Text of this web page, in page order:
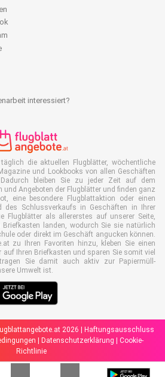
interessiert?
die aktuellen Flugblätter, wöchentliche
und Lookbooks von allen Geschäften
bleiben Sie zu jeder Zeit auf dem
und Angeboten der Flugblätter und finden ganz
eine besondere Flugblattaktion oder einen
des Schlussverkaufs in Geschäften in Ihrer
Flugblätter als allererstes auf unserer Seite,
landen, wodurch Sie sie natürlich
oder direkt im Geschäft angucken können.
zu Ihren Favoriten hinzu, kleben Sie einen
auf Ihren Briefkasten und sparen Sie somit viel
Sie damit auch aktiv zur Papiermüll-
Umwelt ist.
2026 |
Haftungsausschluss
Datenschutzerklärung
Cookie-
Richtlinie